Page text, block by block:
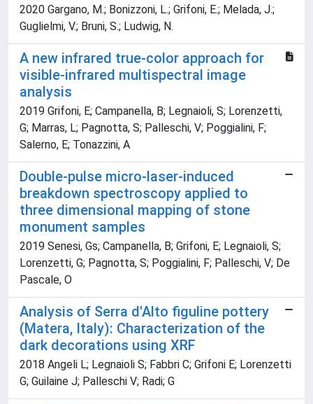
2020 Gargano, M.; Bonizzoni, L.; Grifoni, E.; Melada, J.;
Guglielmi, V.; Bruni, S.; Ludwig, N.
A new infrared true-color approach for
visible-infrared multispectral image
analysis
2019 Grifoni, E; Campanella, B; Legnaioli, S; Lorenzetti,
G; Marras, L; Pagnotta, S; Palleschi, V; Poggialini, F;
Salerno, E; Tonazzini, A
Double-pulse micro-laser-induced
breakdown spectroscopy applied to
three dimensional mapping of stone
monument samples
2019 Senesi, Gs; Campanella, B; Grifoni, E; Legnaioli, S;
Lorenzetti, G; Pagnotta, S; Poggialini, F; Palleschi, V; De
Pascale, O
Analysis of Serra d'Alto figuline pottery
(Matera, Italy): Characterization of the
dark decorations using XRF
2018 Angeli L; Legnaioli S; Fabbri C; Grifoni E; Lorenzetti
G; Guilaine J; Palleschi V; Radi; G